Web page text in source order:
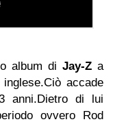
album diJay-Z a
accade
anni.Dietro di lui
ovvero Rod